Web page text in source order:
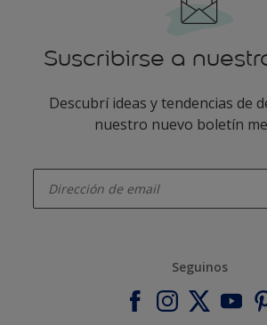
Suscribirse a
Descubrí ideas y tendencias de
nuestro nuevo boletín
Seguinos